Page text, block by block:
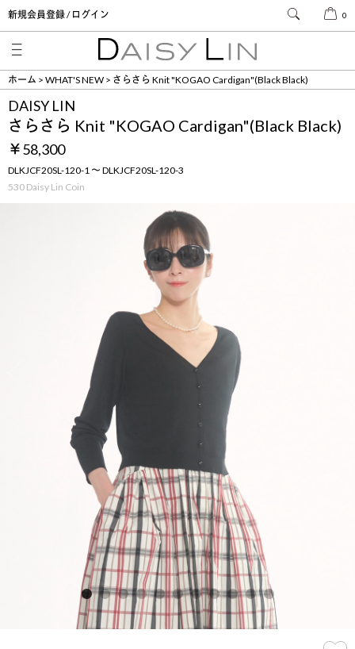
新規会員登録 / ログイン 0
ホーム WHAT'S NEW さらさら Knit "KOGAO Cardigan"(Black Black)
DAISY LIN
さらさら Knit "KOGAO Cardigan"(Black Black)
￥58,300
DLKJCF20SL-120-1 ～ DLKJCF20SL-120-3
530 Daisy Lin Coin